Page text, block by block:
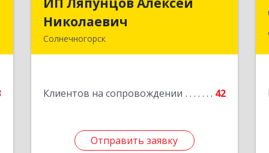
Николаевич
Солнечногорск
Клиентов на сопровождении 42
Отправить заявку
Отправить заявку